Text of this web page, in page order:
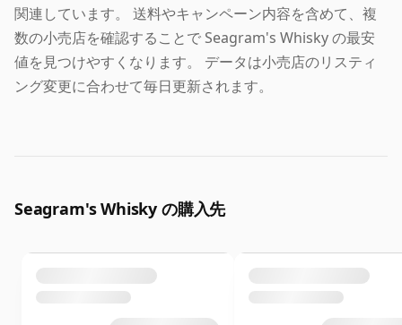
関連しています。 送料やキャンペーン内容を含めて、複
数の小売店を確認することで Seagram's Whisky の最安
値を見つけやすくなります。 データは小売店のリスティ
ング変更に合わせて毎日更新されます。
Seagram's Whisky の購入先